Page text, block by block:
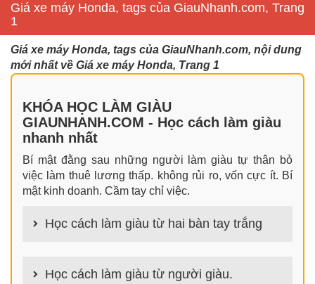
Giá xe máy Honda, tags của GiauNhanh.com, Trang
1
Giá xe máy Honda, tags của GiauNhanh.com, nội dung
mới nhất về Giá xe máy Honda, Trang 1
KHÓA HỌC LÀM GIÀU
GIAUNHANH.COM - Học cách làm giàu
nhanh nhất
Bí mật đằng sau những người làm giàu tự thân bỏ
việc làm thuê lương thấp. không rủi ro, vốn cực ít. Bí
mật kinh doanh. Cầm tay chỉ việc.
Học cách làm giàu từ hai bàn tay trắng
nhưng hiệu quả bất ngờ. Bạn có thể thành công ngay
Học cách làm giàu từ người giàu.